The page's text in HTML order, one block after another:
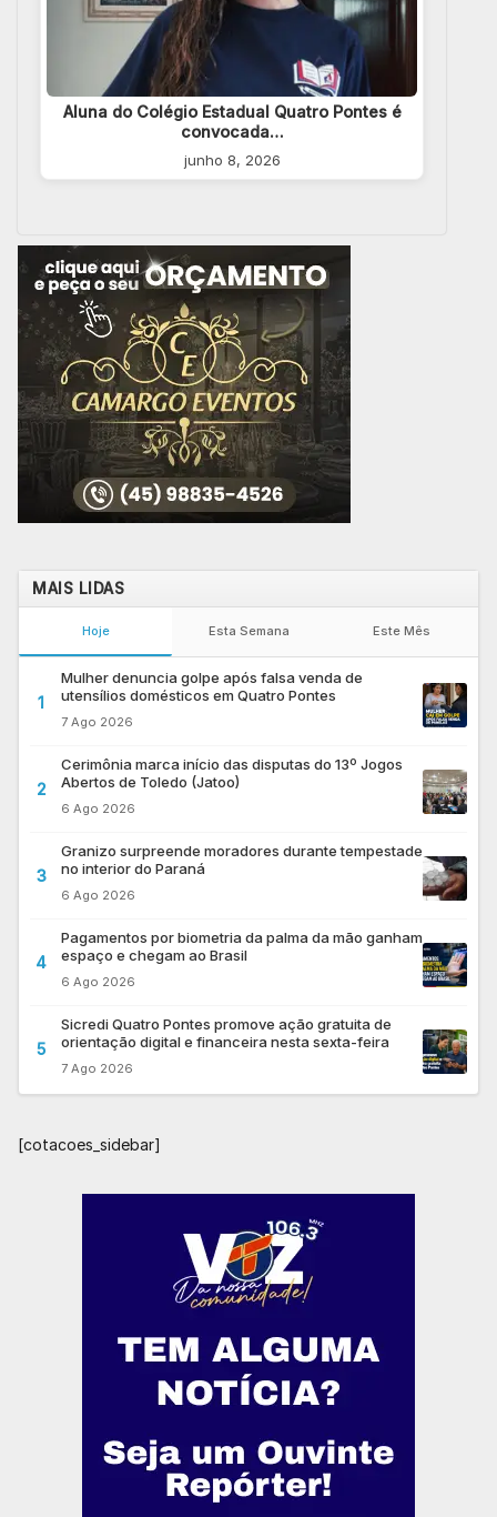
Aluna do Colégio Estadual Quatro Pontes é
convocada…
junho 8, 2026
MAIS LIDAS
Hoje Esta Semana Este Mês
1
Mulher denuncia golpe após falsa venda de
utensílios domésticos em Quatro Pontes
7 Ago 2026
2
Cerimônia marca início das disputas do 13º Jogos
Abertos de Toledo (Jatoo)
6 Ago 2026
3
Granizo surpreende moradores durante tempestade
no interior do Paraná
6 Ago 2026
4
Pagamentos por biometria da palma da mão ganham
espaço e chegam ao Brasil
6 Ago 2026
5
Sicredi Quatro Pontes promove ação gratuita de
orientação digital e financeira nesta sexta-feira
7 Ago 2026
[cotacoes_sidebar]